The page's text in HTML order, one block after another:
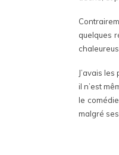
quelques
J’avais
il n’est
le
malgré